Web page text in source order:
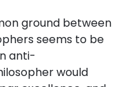
ground between
seems to be
anti-
would